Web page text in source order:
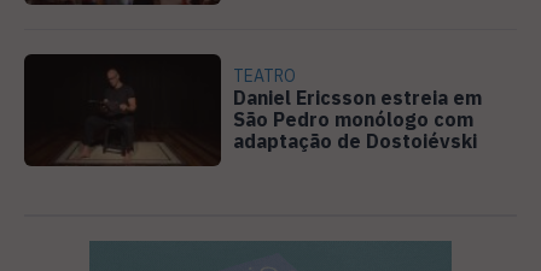
TEATRO
Daniel Ericsson estreia em
São Pedro monólogo com
adaptação de Dostoiévski